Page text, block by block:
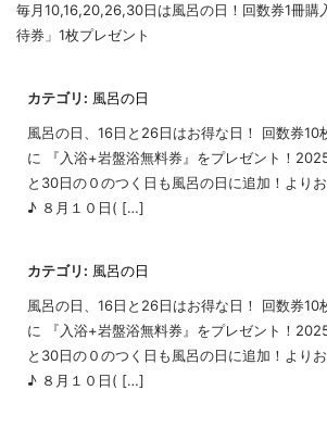
毎月10,16,20,26,30日は風呂の日！回数券1冊購
待券」1枚プレゼント
カテゴリ: 風呂の日
風呂の日、16日と26日はお得な日！ 回数券10
に 『入浴+岩盤浴無料券』をプレゼント！
と30日の０のつく日も風呂の日に追加！より
♪ ８月１０日( […]
カテゴリ: 風呂の日
風呂の日、16日と26日はお得な日！ 回数券10
に 『入浴+岩盤浴無料券』をプレゼント！
と30日の０のつく日も風呂の日に追加！より
♪ ８月１０日( […]